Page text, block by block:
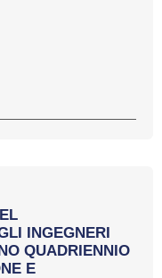
INGEGNERI
QUADRIENNIO
E